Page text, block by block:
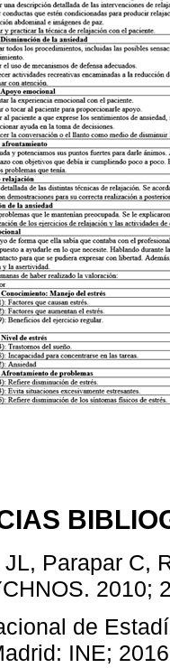
JL, Parapar C,
2010;
de
INE;